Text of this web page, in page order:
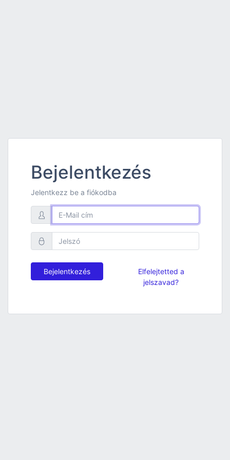
Bejelentkezés
Jelentkezz be a fiókodba
Bejelentkezés
Elfelejtetted a
jelszavad?